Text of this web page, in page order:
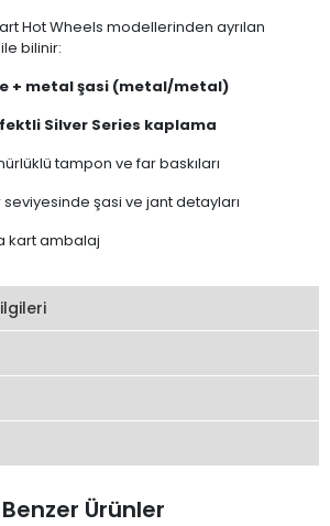
Hot Wheels modellerinden ayrılan
bilinir:
+ metal şasi (metal/metal)
Silver Series kaplama
tampon ve far baskıları
şasi ve jant detayları
kart ambalaj
Benzer Ürünler